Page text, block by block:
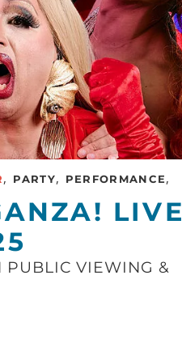
, PARTY, PERFORMANCE,
LIVE
VIEWING & P